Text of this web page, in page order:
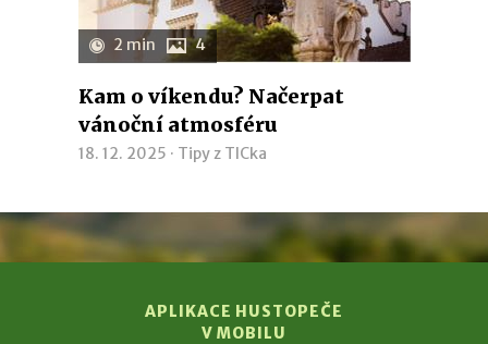
2 min 4
Kam o víkendu? Načerpat
vánoční atmosféru
18. 12. 2025 · Tipy z TICka
APLIKACE HUSTOPEČE
V MOBILU